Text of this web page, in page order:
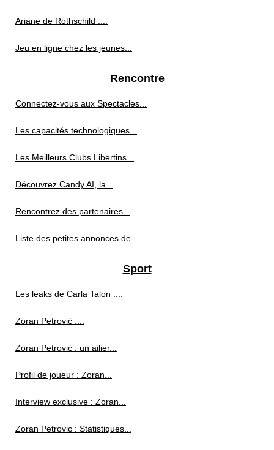
Ariane de Rothschild :...
Jeu en ligne chez les jeunes...
Rencontre
Connectez-vous aux Spectacles...
Les capacités technologiques...
Les Meilleurs Clubs Libertins...
Découvrez Candy.AI, la...
Rencontrez des partenaires...
Liste des petites annonces de...
Sport
Les leaks de Carla Talon :...
Zoran Petrović :...
Zoran Petrović : un ailier...
Profil de joueur : Zoran...
Interview exclusive : Zoran...
Zoran Petrovic : Statistiques...